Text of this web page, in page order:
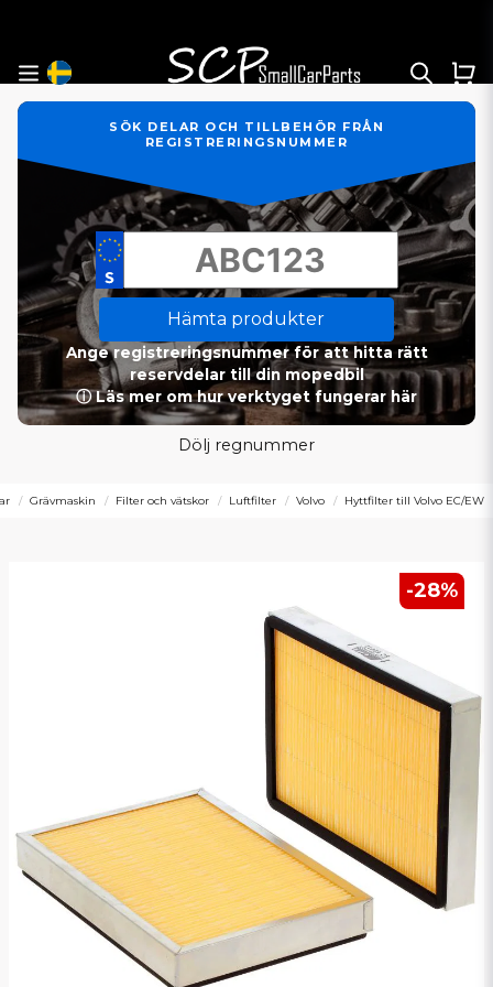
SÖK DELAR OCH TILLBEHÖR FRÅN
REGISTRERINGSNUMMER
Hämta produkter
Ange registreringsnummer för att hitta rätt
reservdelar till din mopedbil
ⓘ Läs mer om hur verktyget fungerar här
Dölj regnummer
Grävmaskin Filter och vätskor Luftfilter Volvo Hyttfilter till Volvo EC/EW
-28%